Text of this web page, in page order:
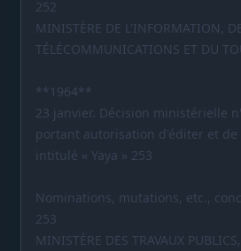
252
MINISTÈRE DE L'INFORMATION,
TÉLÉCOMMUNICATIONS ET DU
**1964**
23 janvier. Décision ministérielle
portant autorisation d'éditer et
intitulé « Yaya » 253
Nominations, mutations, etc.,
253
MINISTÈRE DES TRAVAUX